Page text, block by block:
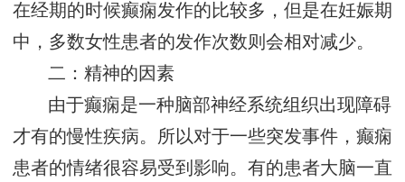
在经期的时候癫痫发作的比较多，但是在妊娠期
中，多数女性患者的发作次数则会相对减少。
二：精神的因素
由于癫痫是一种脑部神经系统组织出现障碍
才有的慢性疾病。所以对于一些突发事件，癫痫
患者的情绪很容易受到影响。有的患者大脑一直